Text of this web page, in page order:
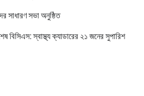
সাধারণ সভা অনুষ্ঠিত
বিসিএস: স্বাস্থ্য ক্যাডারের ২১ জনের সুপারিশ